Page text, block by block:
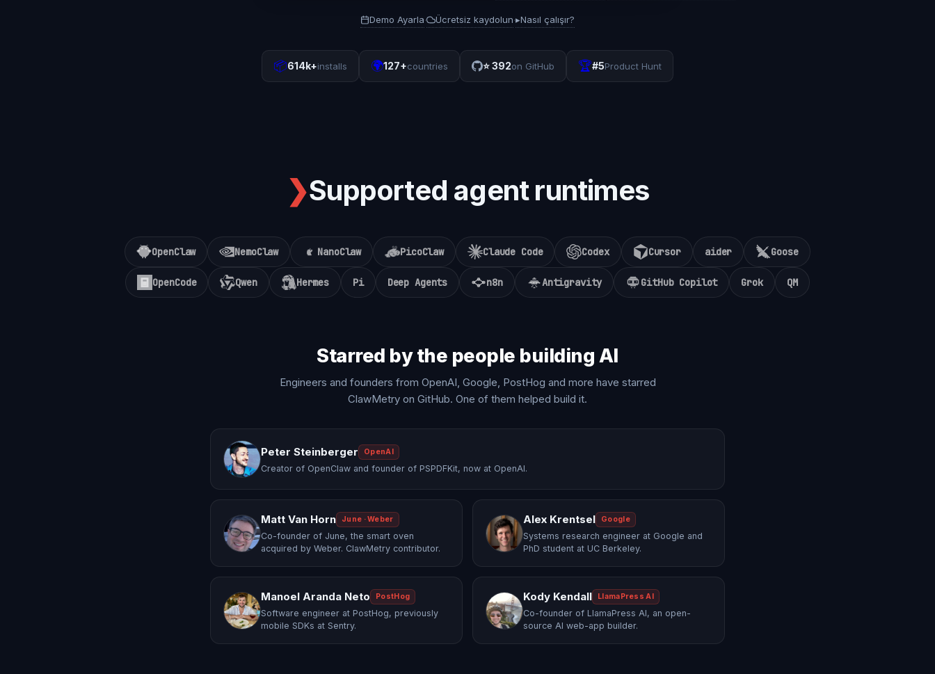
Demo Ayarla· Ücretsiz kaydolun·▸Nasıl çalışır?
📦614k+installs 🌍127+countries ⭐392on GitHub 🏆#5Product Hunt
❯Supported agent runtimes
OpenClaw NemoClaw NanoClaw PicoClaw Claude Code Codex Cursor aider Goose
OpenCode Qwen Hermes Pi Deep Agents n8n Antigravity GitHub Copilot Grok QM
Starred by the people building AI
Engineers and founders from OpenAI, Google, PostHog and more have starred
ClawMetry on GitHub. One of them helped build it.
Peter Steinberger OpenAI
Creator of OpenClaw and founder of PSPDFKit, now at OpenAI.
Matt Van Horn June · Weber
Co-founder of June, the smart oven
acquired by Weber. ClawMetry contributor.
Alex Krentsel Google
Systems research engineer at Google and
PhD student at UC Berkeley.
Manoel Aranda Neto PostHog
Software engineer at PostHog, previously
mobile SDKs at Sentry.
Kody Kendall LlamaPress AI
Co-founder of LlamaPress AI, an open-
source AI web-app builder.